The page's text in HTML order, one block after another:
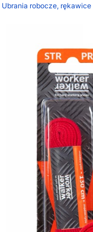
robocze,